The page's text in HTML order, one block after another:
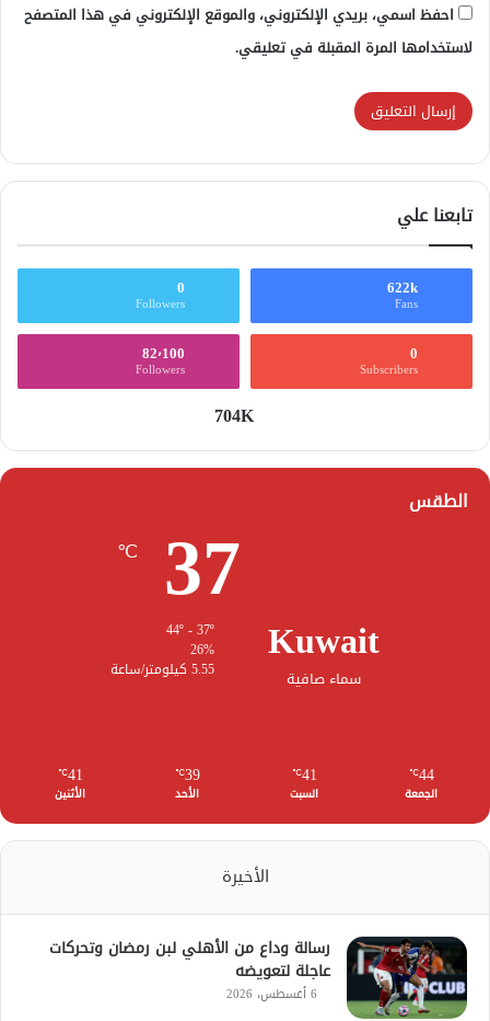
احفظ اسمي، بريدي الإلكتروني، والموقع الإلكتروني في هذا المتصفح
لاستخدامها المرة المقبلة في تعليقي.
تابعنا علي
622k
Fans
0
Followers
0
Subscribers
82٬100
Followers
704K
الطقس
Kuwait
سماء صافية
37
℃
26%
5.55 كيلومتر/ساعة
44
℃
الجمعة
41
℃
السبت
39
℃
الأحد
41
℃
الأثنين
الأخيرة
رسالة وداع من الأهلي لبن رمضان وتحركات
عاجلة لتعويضه
6 أغسطس، 2026